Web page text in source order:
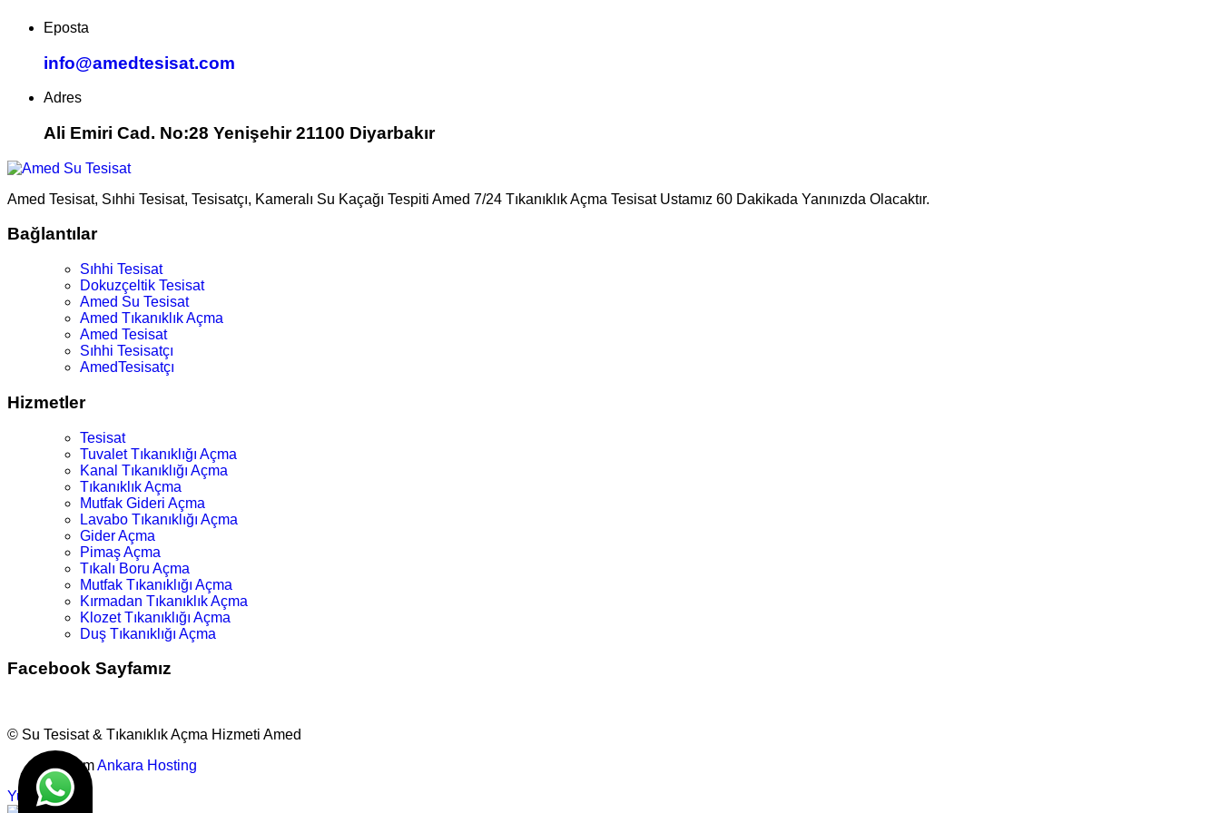
Eposta
info@amedtesisat.com
Adres
Ali Emiri Cad. No:28 Yenişehir 21100 Diyarbakır
Amed Tesisat, Sıhhi Tesisat, Tesisatçı, Kameralı Su Kaçağı Tespiti Amed 7/24 Tıkanıklık Açma Tesisat Ustamız 60 Dakikada Yanınızda Olacaktır.
Bağlantılar
Sıhhi Tesisat
Dokuzçeltik Tesisat
Amed Su Tesisat
Amed Tıkanıklık Açma
Amed Tesisat
Sıhhi Tesisatçı
AmedTesisatçı
Hizmetler
Tesisat
Tuvalet Tıkanıklığı Açma
Kanal Tıkanıklığı Açma
Tıkanıklık Açma
Mutfak Gideri Açma
Lavabo Tıkanıklığı Açma
Gider Açma
Pimaş Açma
Tıkalı Boru Açma
Mutfak Tıkanıklığı Açma
Kırmadan Tıkanıklık Açma
Klozet Tıkanıklığı Açma
Duş Tıkanıklığı Açma
Facebook Sayfamız
© Su Tesisat & Tıkanıklık Açma Hizmeti Amed
TasarımAnkara Hosting
Yukarı